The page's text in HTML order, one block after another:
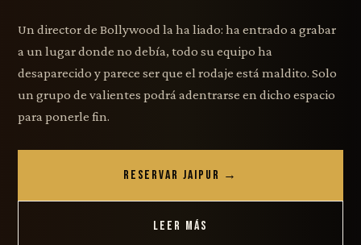
Un director de Bollywood la ha liado: ha entrado a grabar
a un lugar donde no debía, todo su equipo ha
desaparecido y parece ser que el rodaje está maldito. Solo
un grupo de valientes podrá adentrarse en dicho espacio
para ponerle fin.
RESERVAR JAIPUR →
LEER MÁS